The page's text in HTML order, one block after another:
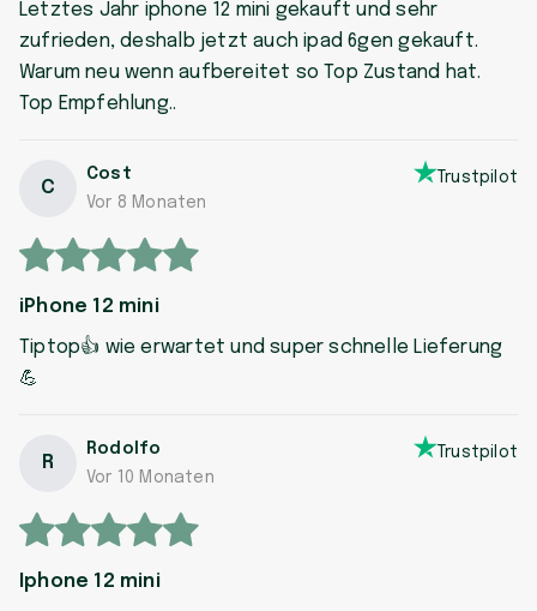
Letztes Jahr iphone 12 mini gekauft und sehr
zufrieden, deshalb jetzt auch ipad 6gen gekauft.
Warum neu wenn aufbereitet so Top Zustand hat.
Top Empfehlung..
C
Cost
Vor 8 Monaten
Trustpilot
iPhone 12 mini
Tiptop👍 wie erwartet und super schnelle Lieferung
💪
R
Rodolfo
Vor 10 Monaten
Trustpilot
Iphone 12 mini